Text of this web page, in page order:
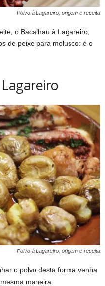
Polvo à Lagareiro, origem e receita
o Bacalhau à Lagareiro,
de peixe para molusco: é o
Polvo à Lagareiro, origem e receita
o polvo desta forma venha
maneira.